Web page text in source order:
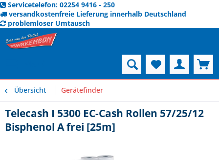
Servicetelefon: 02254 9416 - 250
versandkostenfreie Lieferung innerhalb Deutschland
problemloser Umtausch
Übersicht Gerätefinder
Telecash I 5300 EC-Cash Rollen 57/25/12
Bisphenol A frei [25m]